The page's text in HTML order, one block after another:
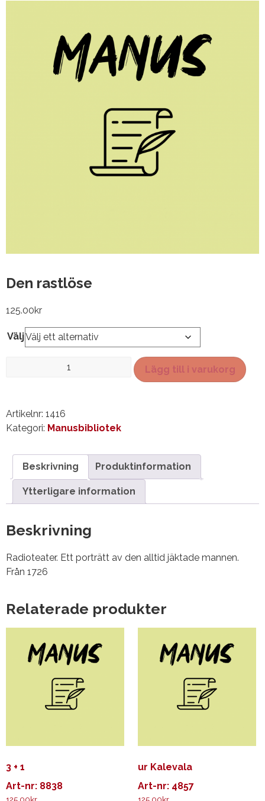
Den rastlöse
125.00kr
Välj
Lägg till i varukorg
Artikelnr: 1416
Kategori: Manusbibliotek
Beskrivning Produktinformation
Ytterligare information
Beskrivning
Radioteater. Ett porträtt av den alltid jäktade mannen.
Från 1726
Relaterade produkter
3 + 1
Art-nr: 8838
125.00kr
ur Kalevala
Art-nr: 4857
125.00kr